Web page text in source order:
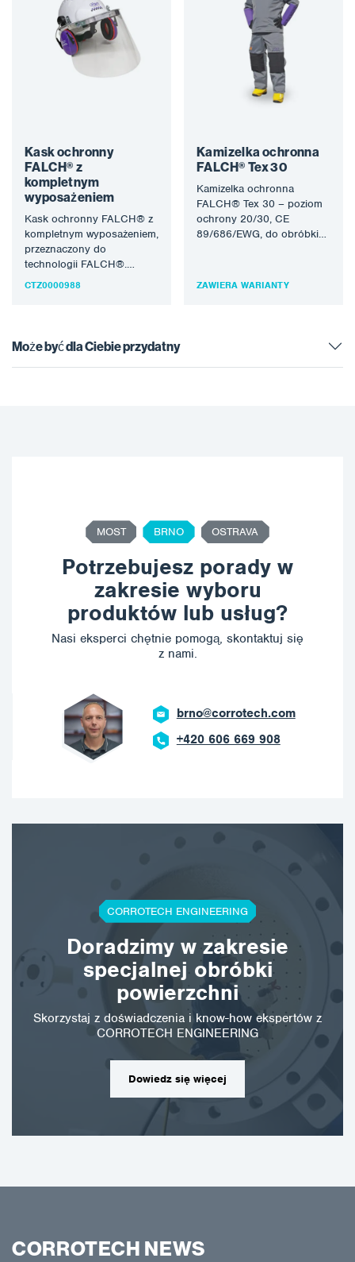
Kask ochronny
FALCH® z
kompletnym
wyposażeniem
Kask ochronny FALCH® z
kompletnym wyposażeniem,
przeznaczony do
technologii FALCH®.
Strumień wody (statyczny
CTZ0000988
Kamizelka ochronna
FALCH® Tex 30
Kamizelka ochronna
FALCH® Tex 30 – poziom
ochrony 20/30, CE
89/686/EWG, do obróbki
Strumień wody…
ZAWIERA WARIANTY
Może być dla Ciebie przydatny
MOST BRNO OSTRAVA
Potrzebujesz porady w
zakresie wyboru
produktów lub usług?
Nasi eksperci chętnie pomogą, skontaktuj się
z nami.
brno@corrotech.com
+420 606 669 908
CORROTECH ENGINEERING
Doradzimy w zakresie
specjalnej obróbki
powierzchni
Skorzystaj z doświadczenia i know-how ekspertów z
CORROTECH ENGINEERING
Dowiedz się więcej
CORROTECH NEWS